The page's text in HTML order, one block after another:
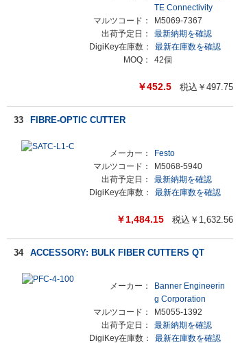
TE Connectivity
マルツコード：
M5069-7367
出荷予定日：
最新納期を確認
DigiKey在庫数：
最新在庫数を確認
MOQ：
42個
￥452.5 税込￥ 497.75
33 FIBRE-OPTIC CUTTER
メーカー：
Festo
マルツコード：
M5068-5940
出荷予定日：
最新納期を確認
DigiKey在庫数：
最新在庫数を確認
￥1,484.15 税込￥ 1,632.56
34 ACCESSORY: BULK FIBER CUTTERS QT
メーカー：
Banner Engineerin
g Corporation
マルツコード：
M5055-1392
出荷予定日：
最新納期を確認
DigiKey在庫数：
最新在庫数を確認